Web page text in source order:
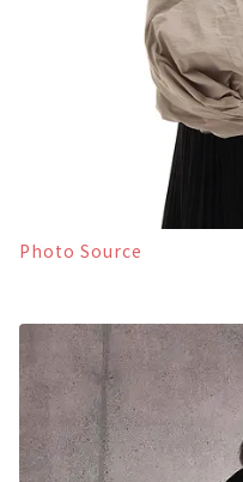
Photo Source